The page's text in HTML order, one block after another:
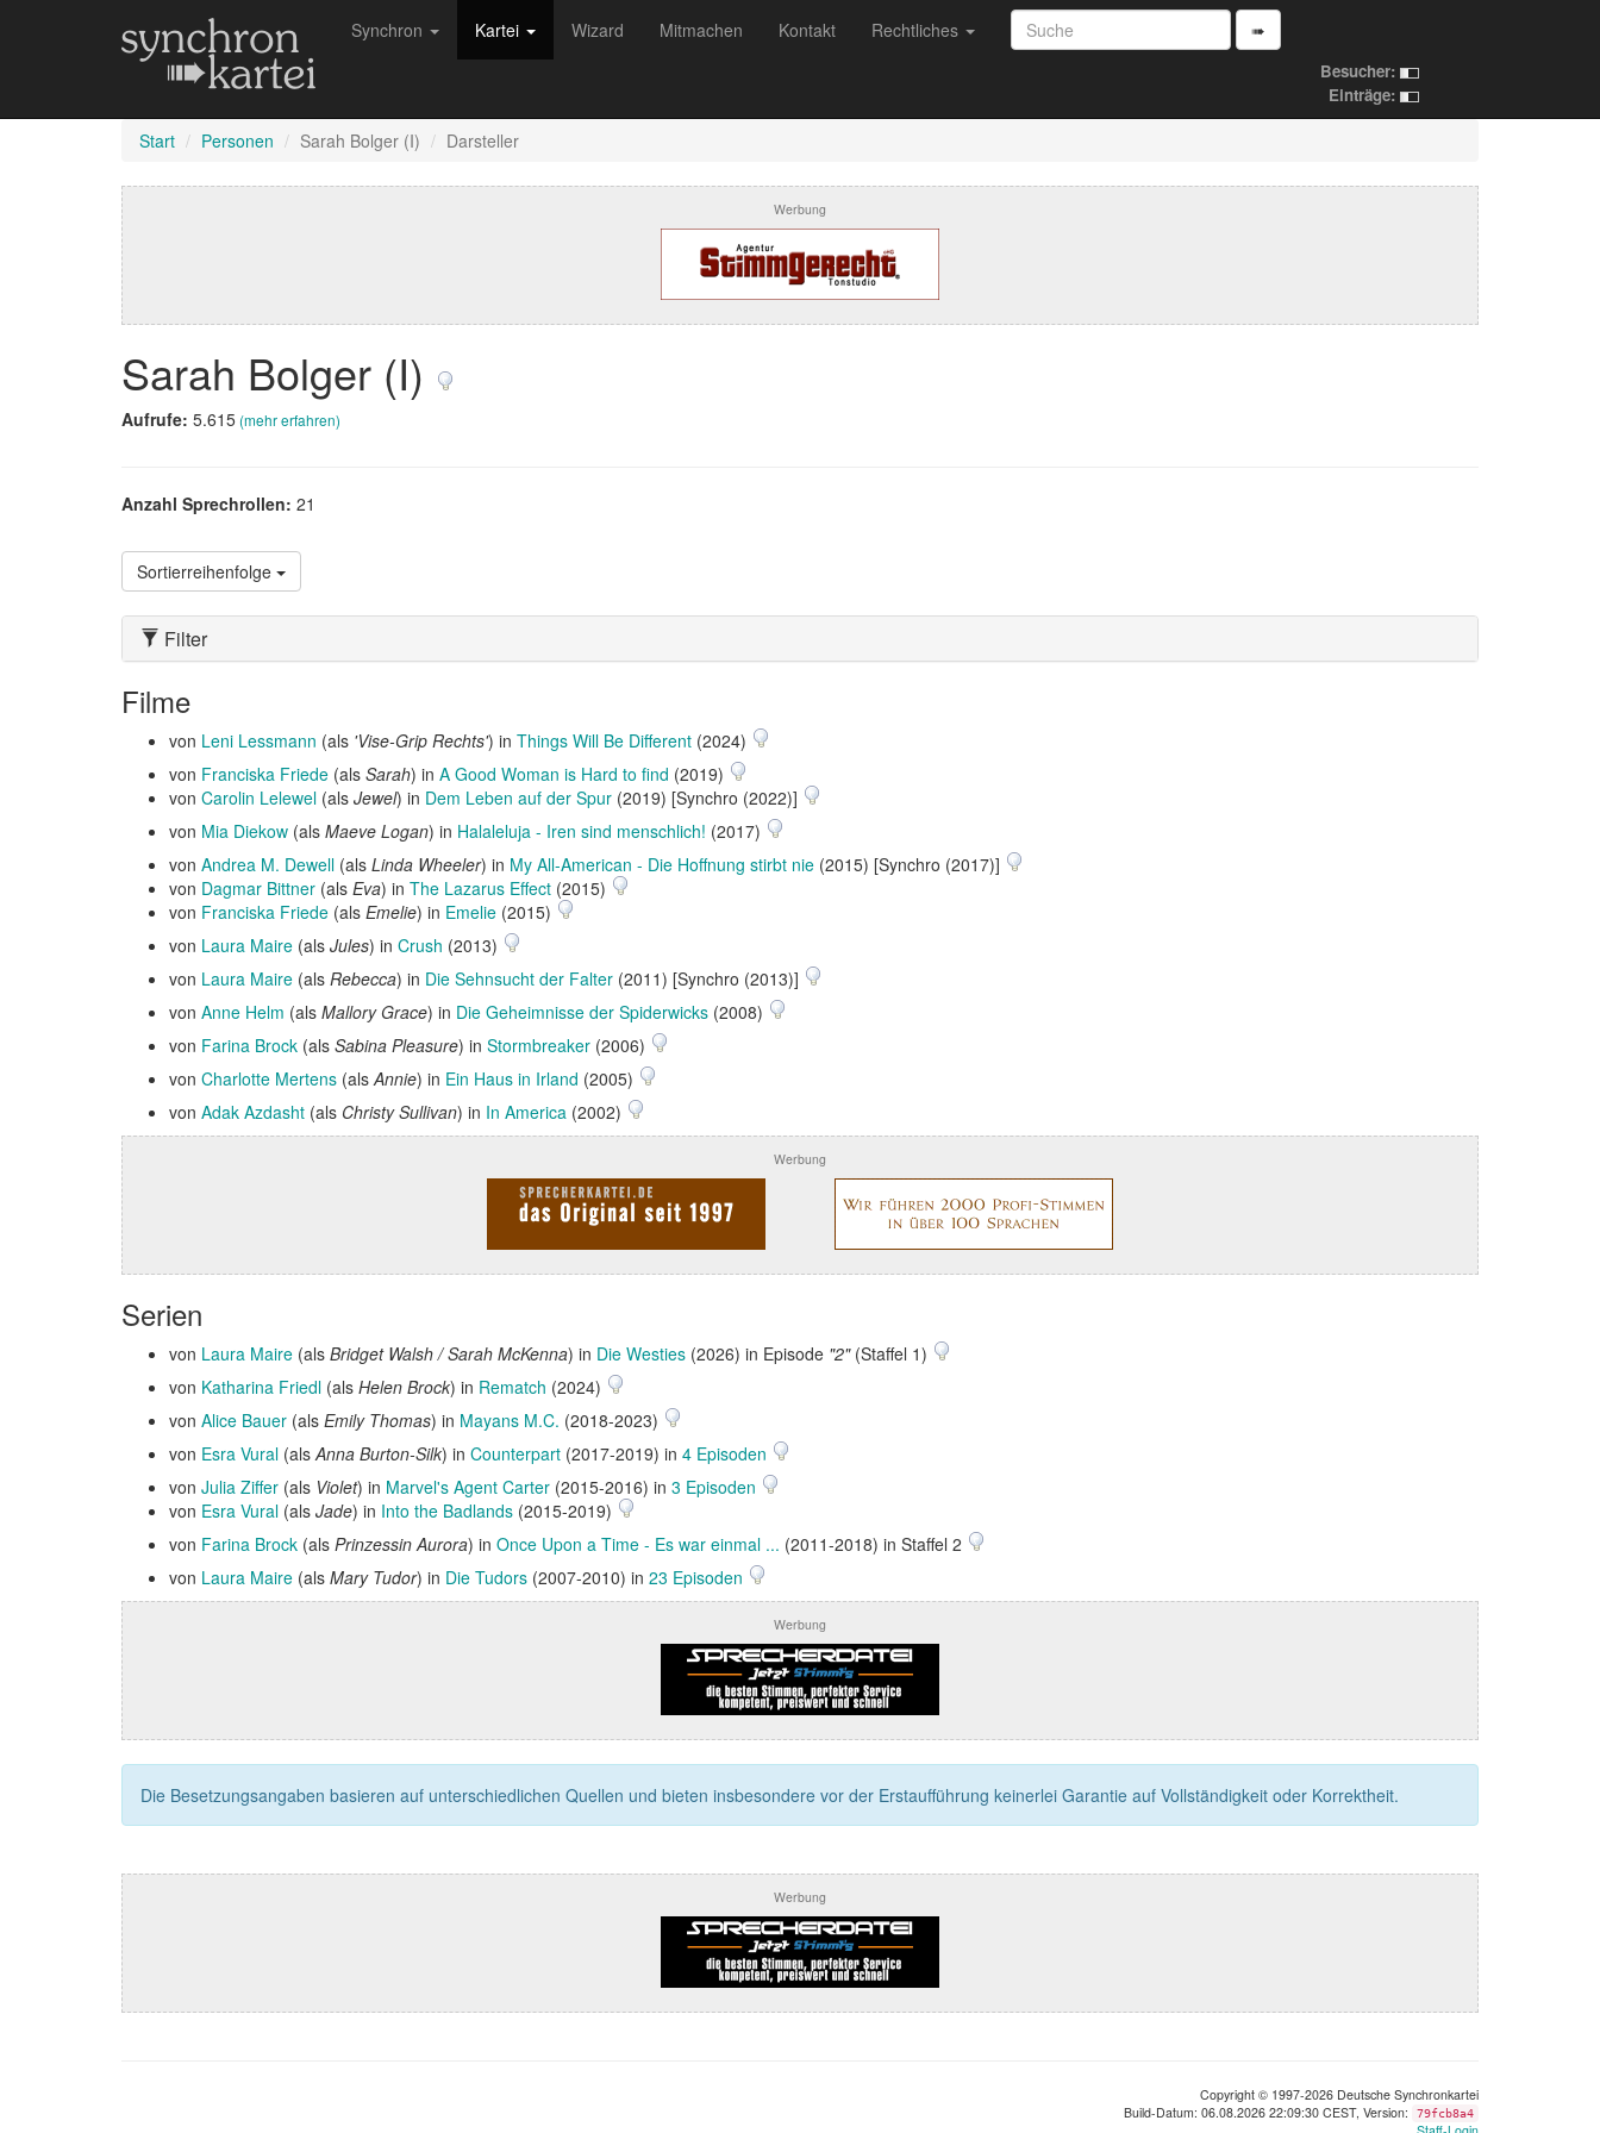
Synchron Kartei Wizard Mitmachen Kontakt Rechtliches ➠
Besucher:
Einträge:
Start Personen Sarah Bolger (I) Darsteller
Werbung
Sarah Bolger (I)
Aufrufe: 5.615(mehr erfahren)
Anzahl Sprechrollen: 21
Sortierreihenfolge
Filter
Filme
von Leni Lessmann (als 'Vise-Grip Rechts') in Things Will Be Different (2024)
von Franciska Friede (als Sarah) in A Good Woman is Hard to find (2019)
von Carolin Lelewel (als Jewel) in Dem Leben auf der Spur (2019) [Synchro (2022)]
von Mia Diekow (als Maeve Logan) in Halaleluja - Iren sind menschlich! (2017)
von Andrea M. Dewell (als Linda Wheeler) in My All-American - Die Hoffnung stirbt nie (2015) [Synchro (2017)]
von Dagmar Bittner (als Eva) in The Lazarus Effect (2015)
von Franciska Friede (als Emelie) in Emelie (2015)
von Laura Maire (als Jules) in Crush (2013)
von Laura Maire (als Rebecca) in Die Sehnsucht der Falter (2011) [Synchro (2013)]
von Anne Helm (als Mallory Grace) in Die Geheimnisse der Spiderwicks (2008)
von Farina Brock (als Sabina Pleasure) in Stormbreaker (2006)
von Charlotte Mertens (alsAnnie) in Ein Haus in Irland (2005)
von Adak Azdasht (als Christy Sullivan) in In America (2002)
Werbung
Serien
von Laura Maire (als Bridget Walsh / Sarah McKenna) in Die Westies (2026) in Episode "2"(Staffel 1)
von Katharina Friedl (als Helen Brock) in Rematch (2024)
von Alice Bauer (als Emily Thomas) in Mayans M.C. (2018-2023)
von Esra Vural (alsAnna Burton-Silk) in Counterpart (2017-2019) in 4 Episoden
von Julia Ziffer (als Violet) in Marvel's Agent Carter (2015-2016) in 3 Episoden
von Esra Vural (als Jade) in Into the Badlands (2015-2019)
von Farina Brock (als Prinzessin Aurora) in Once Upon a Time - Es war einmal ... (2011-2018) in Staffel 2
von Laura Maire (als Mary Tudor) in Die Tudors (2007-2010) in 23 Episoden
Werbung
Die Besetzungsangaben basieren auf unterschiedlichen Quellen und bieten insbesondere vor der Erstaufführung keinerlei Garantie auf Vollständigkeit oder Korrektheit.
Werbung
Copyright © 1997-2026 Deutsche Synchronkartei
Build-Datum: 06.08.2026 22:09:30 CEST, Version:
79fcb8a4